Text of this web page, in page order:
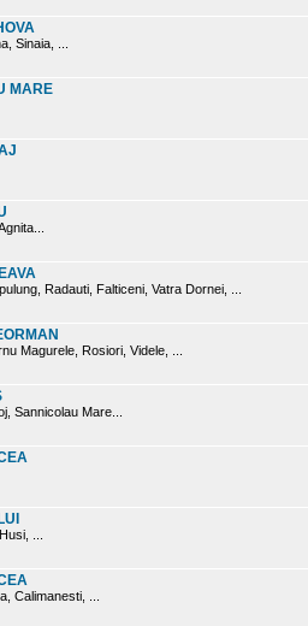
Sinaia, ...
MARE
Radauti, Falticeni, Vatra Dornei, ...
Magurele, Rosiori, Videle, ...
Sannicolau Mare...
...
Calimanesti, ...